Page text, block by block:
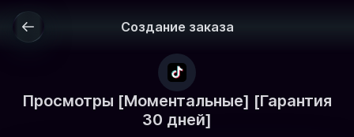
Создание заказа
Просмотры [Моментальные] [Гарантия
30 дней]